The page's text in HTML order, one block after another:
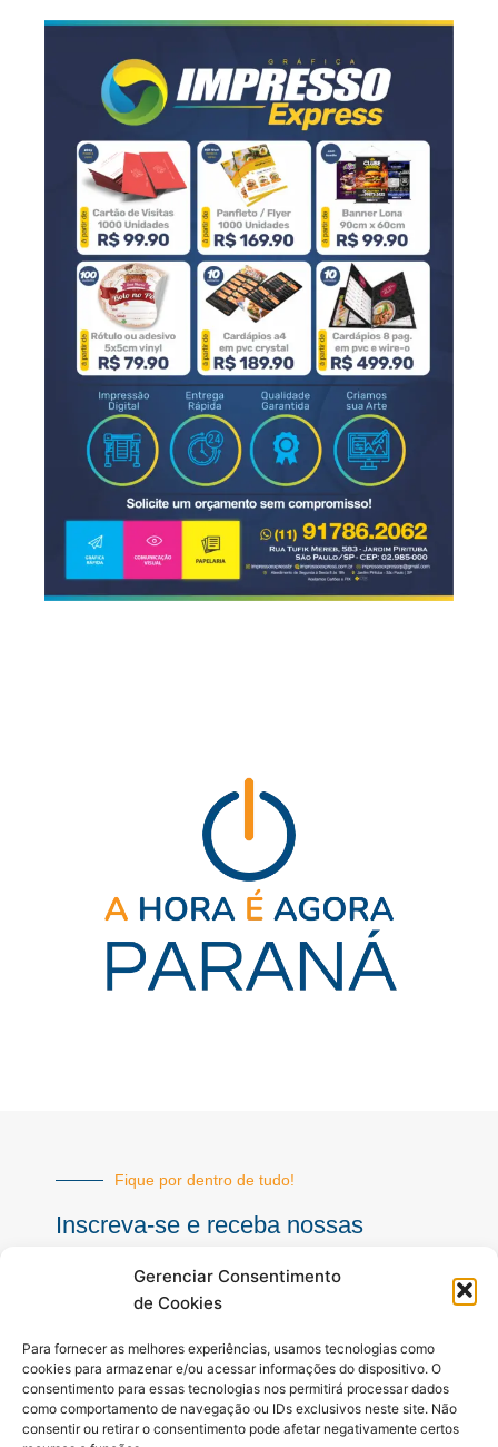
Gerenciar Consentimento
de Cookies
Para fornecer as melhores experiências, usamos tecnologias como
cookies para armazenar e/ou acessar informações do dispositivo. O
consentimento para essas tecnologias nos permitirá processar dados
como comportamento de navegação ou IDs exclusivos neste site. Não
consentir ou retirar o consentimento pode afetar negativamente certos
Fique por dentro de tudo!
Inscreva-se e receba nossas
mail
INSCREVER